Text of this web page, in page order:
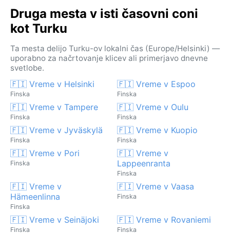
Druga mesta v isti časovni coni
kot Turku
Ta mesta delijo Turku-ov lokalni čas (Europe/Helsinki) —
uporabno za načrtovanje klicev ali primerjavo dnevne
svetlobe.
🇫🇮 Vreme v Helsinki
Finska
🇫🇮 Vreme v Espoo
Finska
🇫🇮 Vreme v Tampere
Finska
🇫🇮 Vreme v Oulu
Finska
🇫🇮 Vreme v Jyväskylä
Finska
🇫🇮 Vreme v Kuopio
Finska
🇫🇮 Vreme v Pori
Finska
🇫🇮 Vreme v
Lappeenranta
Finska
🇫🇮 Vreme v
Hämeenlinna
Finska
🇫🇮 Vreme v Vaasa
Finska
🇫🇮 Vreme v Seinäjoki
Finska
🇫🇮 Vreme v Rovaniemi
Finska